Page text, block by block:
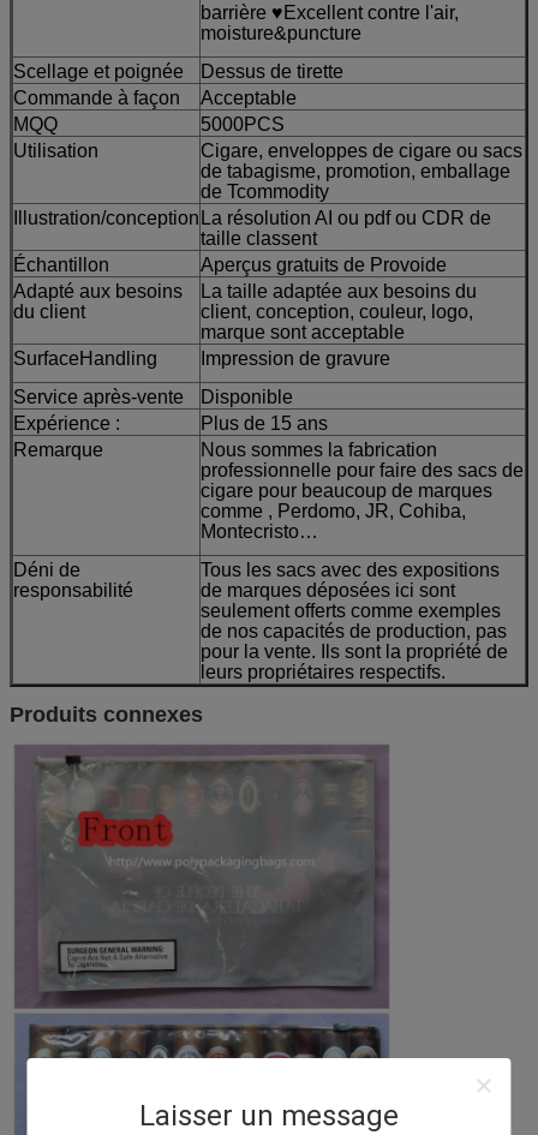
Laisser un message
barrière ♥Excellent contre l'air,
moisture&puncture
Scellage et poignée
Dessus de tirette
Commande à façon
Acceptable
MQQ
5000PCS
Utilisation
Cigare, enveloppes de cigare ou sacs
de tabagisme, promotion, emballage
de Tcommodity
Illustration/conception La résolution AI ou pdf ou CDR de
taille classent
Échantillon
Aperçus gratuits de Provoide
Adapté aux besoins
du client
La taille adaptée aux besoins du
client, conception, couleur, logo,
marque sont acceptable
SurfaceHandling
Impression de gravure
Service après-vente
Disponible
Expérience :
Plus de 15 ans
Remarque
Nous sommes la fabrication
professionnelle pour faire des sacs de
cigare pour beaucoup de marques
comme , Perdomo, JR, Cohiba,
Montecristo…
Déni de
responsabilité
Tous les sacs avec des expositions
de marques déposées ici sont
seulement offerts comme exemples
de nos capacités de production, pas
pour la vente. Ils sont la propriété de
leurs propriétaires respectifs.
Produits connexes